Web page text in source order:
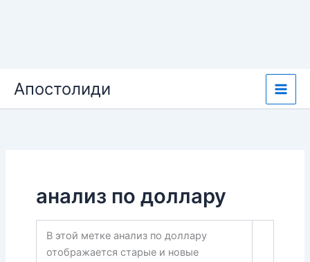
содержимому
Апостолиди
анализ по доллару
В этой метке анализ по доллару
отображается старые и новые